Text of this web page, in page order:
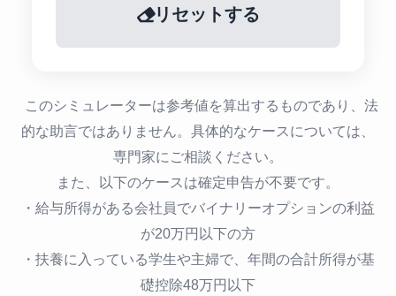
リセットする
このシミュレーターは参考値を算出するものであり、法
的な助言ではありません。具体的なケースについては、
専門家にご相談ください。
また、以下のケースは確定申告が不要です。
・給与所得がある会社員でバイナリーオプションの利益
が20万円以下の方
・扶養に入っている学生や主婦で、年間の合計所得が基
礎控除48万円以下